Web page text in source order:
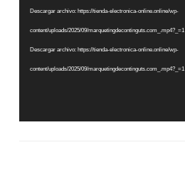
vídeoDescargar archivo: https://tienda-electronica-online.online/wp-
content/uploads/2025/09/marquetingdecontinguts.com_.mp4?_=1
Descargar archivo: https://tienda-electronica-online.online/wp-
content/uploads/2025/09/marquetingdecontinguts.com_.mp4?_=1